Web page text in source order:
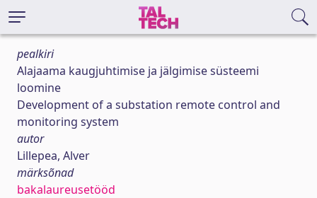
pealkiri
Alajaama kaugjuhtimise ja jälgimise süsteemi
loomine
Development of a substation remote control and
monitoring system
autor
Lillepea, Alver
märksõnad
bakalaureusetööd